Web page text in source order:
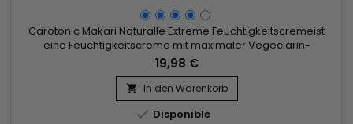
Carotonic Makari Naturalle Extreme Feuchtigkeitscremeist
eine Feuchtigkeitscreme mit maximaler Vegeclarin-
Konzentration, die nach und nach Flecken, Aknenarben,
Hyperpigmentierung und Melasma verblasst
(Schwangerschaftsmaske).&nbsp; Karottenöl, reich an
Antioxidantien, und Sonnenschutz mit Lichtschutzfaktor 15
schützen vor den Auswirkungen freier...
19,98 €
 In den Warenkorb
 Disponible